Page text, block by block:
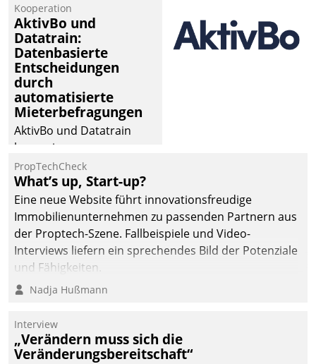
einsehen und ändern
oder
Schadensmeldungen
abgeben – rund um die
Uhr.
Kooperation
AktivBo und
Datatrain:
Datenbasierte
Entscheidungen
durch
automatisierte
Mieterbefragungen
AktivBo und Datatrain
kooperieren –
Immobilienunternehmen
profitieren: Die nahtlose
Integration der Lösungen
von AktivBo und
Datatrain ermöglicht
automatisiert ausgelöste,
zielgerichtete
Mieterbefragungen – eine
starke Grundlage für
intelligente,
datengestützte
Entscheidungen.
PropTechCheck
What’s up, Start-up?
Eine neue Website führt innovationsfreudige
Immobilienunternehmen zu passenden Partnern aus
der Proptech-Szene. Fallbeispiele und Video-
Interviews liefern ein sprechendes Bild der Potenziale
und Fähigkeiten.
Nadja Hußmann
Interview
„Verändern muss sich die
Veränderungsbereitschaft“